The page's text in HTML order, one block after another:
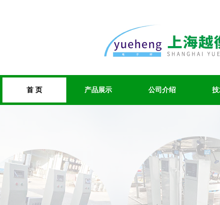
首 页 产品展示 公司介绍